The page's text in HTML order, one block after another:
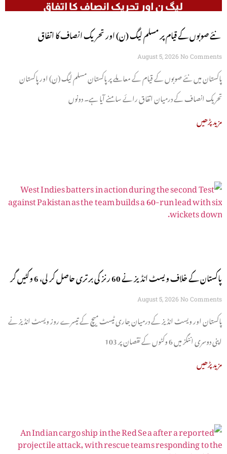
نئے صوبوں کے قیام پر مسلم لیگ (ن) اور تحریک انصاف کا اتفاق
August 5, 2026 No Comments
پاکستان میں نئے صوبوں کے قیام کے معاملے پر پاکستان مسلم لیگ (ن) اور پاکستان
تحریک انصاف کے درمیان اتفاق رائے سامنے آیا ہے۔ دونوں
مزید پڑھیں
پاکستان کے خلاف ویسٹ انڈیز نے 60 رنز کی برتری حاصل کر لی، 6 وکٹیں گر
گئیں
August 5, 2026 No Comments
پاکستان اور ویسٹ انڈیز کے درمیان جاری ٹیسٹ میچ کے تیسرے روز ویسٹ انڈیز نے
اپنی دوسری اننگز میں 6 وکٹوں کے نقصان پر 103
مزید پڑھیں